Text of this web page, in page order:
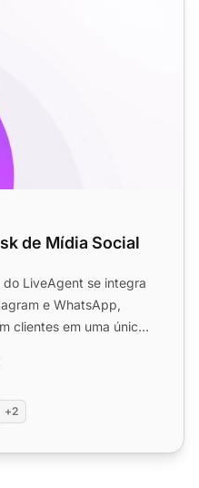
de Mídia Social
LiveAgent se integra
e WhatsApp,
clientes em uma única
+2